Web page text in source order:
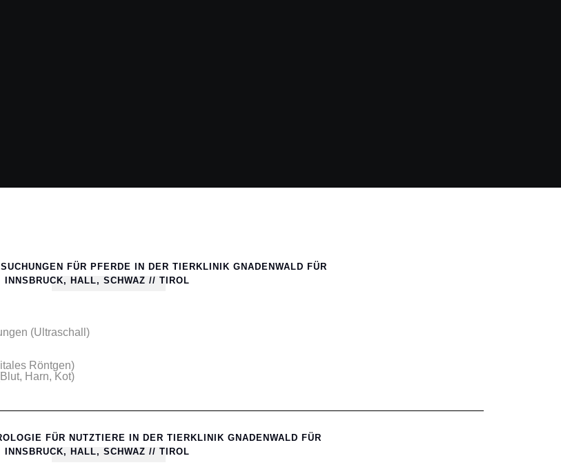
FÜR PFERDE IN DER TIERKLINIK GNADENWALD FÜR
INNSBRUCK, HALL, SCHWAZ // TIROL
(Ultraschall)
Röntgen)
Harn, Kot)
FÜR NUTZTIERE IN DER TIERKLINIK GNADENWALD FÜR
INNSBRUCK, HALL, SCHWAZ // TIROL